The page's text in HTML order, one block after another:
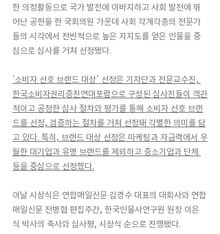
한 의정활동으로 국가 발전에 이바지하고 사회 발전에 뛰
어난 공헌을 한 국회의원 가운데 사회 각계각층의 전문가
들의 시각에서 전반적으로 높은 지지도를 얻은 인물을 중
심으로 심사를 거쳐 선정됐다.
‘소비자 선호 브랜드 대상’ 선정은 기자단과 전문교수진,
한국소비자권리증진연대포럼으로 구성된 심사진들이 객관
적이고 공정한 심사 절차와 평가를 통해 소비자 선호 브랜
드를 선정, 검증하는 절차를 거쳐 선정돼 각별한 의미를 담
고 있다. 특히, 브랜드 대상 선정은 마케팅과 자금력에서 우
월한 대기업과 유명 브랜드를 제외하고 중소기업과 단체
등을 중심으로 선정했다.
이날 시상식은 연합매일신문 김경수 대표의 대회사와 연합
매일신문 전병협 편집주간, 한국인물사연구원 원장 이은
식 박사의 축사와 심사평, 시상식 순으로 진행됐다.